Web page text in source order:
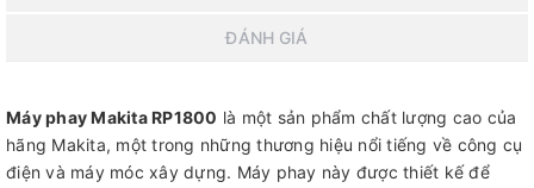
ĐÁNH GIÁ
Máy phay Makita RP1800 là một sản phẩm chất lượng cao của
hãng Makita, một trong những thương hiệu nổi tiếng về công cụ
điện và máy móc xây dựng. Máy phay này được thiết kế để